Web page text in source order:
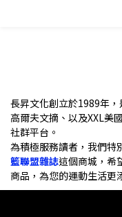
長昇文化創立於1989年
高爾夫文摘、以及XXL美
社群平台。
為積極服務讀者，我們特
籃聯盟雜誌這個商城，希
商品，為您的運動生活更